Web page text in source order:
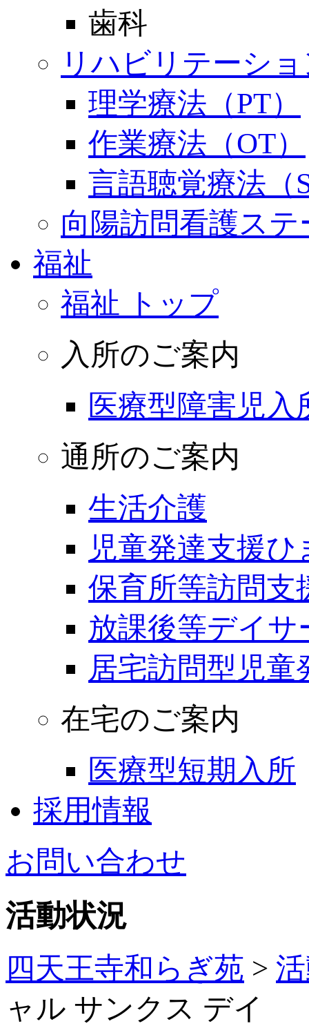
歯科
リハビリテーシ
理学療法（PT）
作業療法（OT）
言語聴覚療法（
向陽訪問看護ス
福祉
福祉 トップ
入所のご案内
医療型障害児
通所のご案内
生活介護
児童発達支援ひ
保育所等訪問支
放課後等デイサ
居宅訪問型児童
在宅のご案内
医療型短期入所
採用情報
お問い合わせ
活動状況
四天王寺和らぎ苑 >
ャル サンクス デイ